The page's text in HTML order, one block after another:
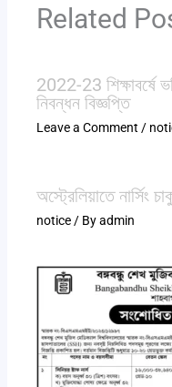
Related
2022-23 শিক্ষাবর্ষে
নিবন্ধন বিজ্ঞপ্তি
Leave a Comment /
অস্ট্রেলিয়াতে নার্সিং
notice / Byadmin